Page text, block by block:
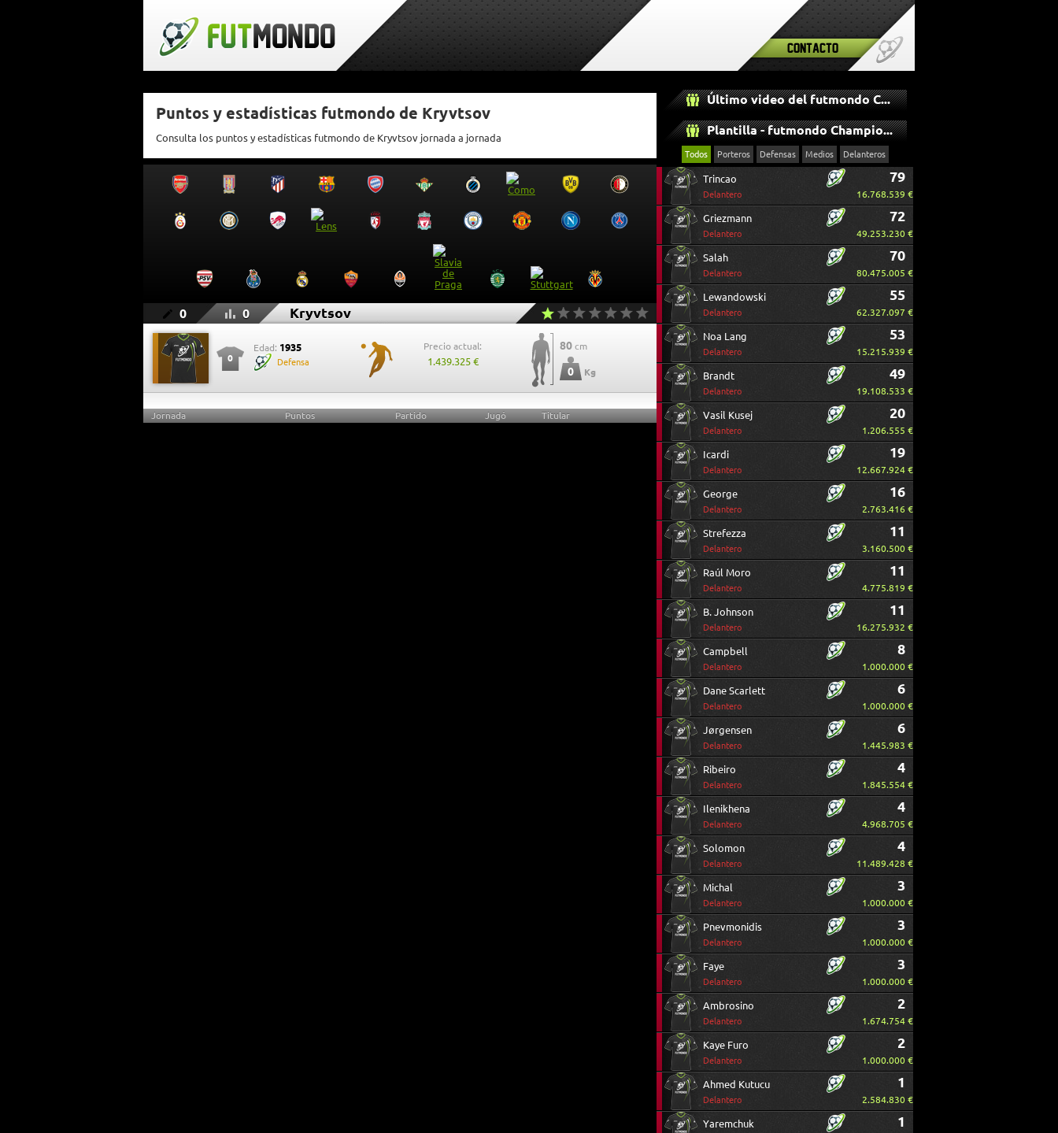
Contacto
Puntos y estadísticas futmondo de Kryvtsov
Consulta los puntos y estadísticas futmondo de Kryvtsov jornada a jornada
0 0 Kryvtsov
0
Edad: 1935
Defensa
Precio actual:
1.439.325 €
80 cm
0 Kg
Jornada Puntos Partido Jugó Titular
Último video del futmondo Champions
Plantilla - futmondo Champions
Todos Porteros Defensas Medios Delanteros
Trincao
Delantero
79
16.768.539 €
Griezmann
Delantero
72
49.253.230 €
Salah
Delantero
70
80.475.005 €
Lewandowski
Delantero
55
62.327.097 €
Noa Lang
Delantero
53
15.215.939 €
Brandt
Delantero
49
19.108.533 €
Vasil Kusej
Delantero
20
1.206.555 €
Icardi
Delantero
19
12.667.924 €
George
Delantero
16
2.763.416 €
Strefezza
Delantero
11
3.160.500 €
Raúl Moro
Delantero
11
4.775.819 €
B. Johnson
Delantero
11
16.275.932 €
Campbell
Delantero
8
1.000.000 €
Dane Scarlett
Delantero
6
1.000.000 €
Jørgensen
Delantero
6
1.445.983 €
Ribeiro
Delantero
4
1.845.554 €
Ilenikhena
Delantero
4
4.968.705 €
Solomon
Delantero
4
11.489.428 €
Michal
Delantero
3
1.000.000 €
Pnevmonidis
Delantero
3
1.000.000 €
Faye
Delantero
3
1.000.000 €
Ambrosino
Delantero
2
1.674.754 €
Kaye Furo
Delantero
2
1.000.000 €
Ahmed Kutucu
Delantero
1
2.584.830 €
Yaremchuk 1